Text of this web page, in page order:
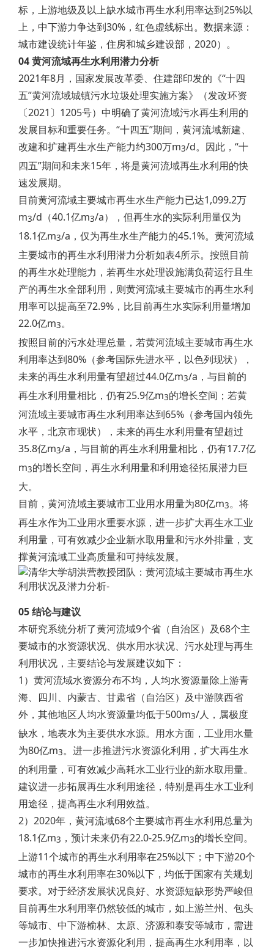
标，上游地级及以上缺水城市再生水利用率达到25%以
上，中下游力争达到30%，红色虚线标出。数据来源：
城市建设统计年鉴，住房和城乡建设部，2020）。
04 黄河流域再生水利用潜力分析
2021年8月，国家发展改革委、住建部印发的《“十四
五”黄河流域城镇污水垃圾处理实施方案》（发改环资
〔2021〕1205号）中明确了黄河流域污水再生利用的
发展目标和重要任务。“十四五”期间，黄河流域新建、
改建和扩建再生水生产能力约300万m3/d。因此，“十
四五”期间和未来15年，将是黄河流域再生水利用的快
速发展期。
目前黄河流域主要城市再生水生产能力已达1,099.2万
m3/d（40.1亿m3/a），但再生水的实际利用量仅为
18.1亿m3/a，仅为再生水生产能力的45.1%。黄河流域
主要城市的再生水利用潜力分析如表4所示。按照目前
的再生水处理能力，若再生水处理设施满负荷运行且生
产的再生水全部利用，则黄河流域主要城市的再生水利
用率可以提高至72.9%，比目前再生水实际利用量增加
22.0亿m3。
按照目前的污水处理总量，若黄河流域主要城市再生水
利用率达到80%（参考国际先进水平，以色列现状），
未来的再生水利用量有望超过44.0亿m3/a，与目前的
再生水利用量相比，仍有25.9亿m3的增长空间；若黄
河流域主要城市再生水利用率达到65%（参考国内领先
水平，北京市现状），未来的再生水利用量有望超过
35.8亿m3/a，与目前的再生水利用量相比，仍有17.7亿
m3的增长空间，再生水利用量和利用途径拓展潜力巨
大。
目前，黄河流域主要城市工业用水用量为80亿m3。将
再生水作为工业用水重要水源，进一步扩大再生水工业
利用量，可有效减少企业新水取用量和污水外排量，支
撑黄河流域工业高质量和可持续发展。
05 结论与建议
本研究系统分析了黄河流域9个省（自治区）及68个主
要城市的水资源状况、供水用水状况、污水处理与再生
利用状况，主要结论与发展建议如下：
1）黄河流域水资源分布不均，人均水资源量除上游青
海、四川、内蒙古、甘肃省（自治区）及中游陕西省
外，其他地区人均水资源量均低于500m3/人，属极度
缺水，地表水为主要供水水源。用水方面，工业用水量
为80亿m3。进一步推进污水资源化利用，扩大再生水
的利用量，可有效减少高耗水工业行业的新水取用量。
建议进一步拓展再生水利用途径，特别是再生水工业利
用途径，提高再生水利用效益。
2）2020年，黄河流域68个主要城市再生水利用总量为
18.1亿m3 ，预计未来仍有22.0-25.9亿m3的增长空间。
上游11个城市的再生水利用率在25%以下；中下游20个
城市的再生水利用率在30%以下，均低于国家有关规划
要求。对于经济发展状况良好、水资源短缺形势严峻但
目前再生水利用率仍然较低的城市，如上游兰州、包头
等城市、中下游榆林、太原、济源和泰安等城市，需进
一步加快推进污水资源化利用，提高再生水利用率，以